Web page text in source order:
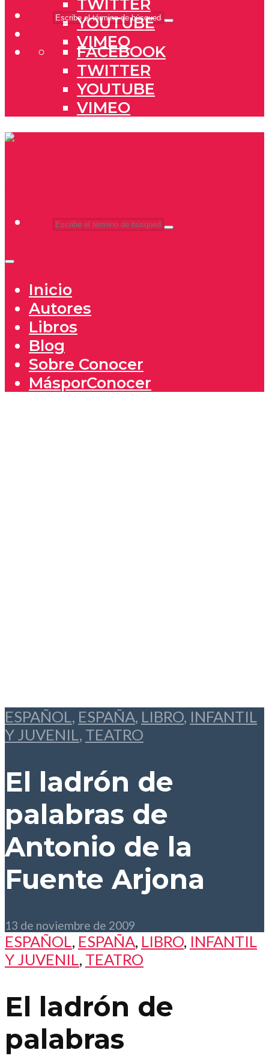
TWITTER
YOUTUBE
VIMEO
FACEBOOK
TWITTER
YOUTUBE
VIMEO
Inicio
Autores
Libros
Blog
Sobre Conocer
MásporConocer
ESPAÑOL, ESPAÑA, LIBRO, INFANTIL
Y JUVENIL, TEATRO
El ladrón de
palabras de
Antonio de la
Fuente Arjona
13 de noviembre de 2009
ESPAÑOL , ESPAÑA, LIBRO, INFANTIL
Y JUVENIL , TEATRO
El ladrón de
palabras